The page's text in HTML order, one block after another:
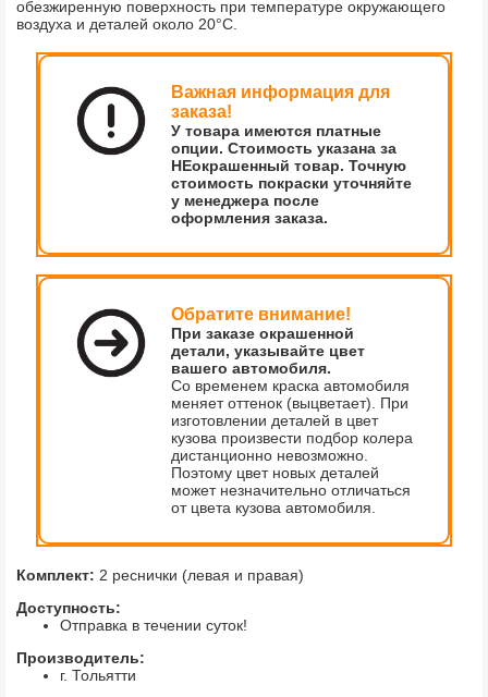
обезжиренную поверхность при температуре окружающего
воздуха и деталей около 20°С.
Важная информация для
заказа!
У товара имеются платные
опции. Стоимость указана за
НЕокрашенный товар. Точную
стоимость покраски уточняйте
у менеджера после
оформления заказа.
Обратите внимание!
При заказе окрашенной
детали, указывайте цвет
вашего автомобиля.
Со временем краска автомобиля
меняет оттенок (выцветает). При
изготовлении деталей в цвет
кузова произвести подбор колера
дистанционно невозможно.
Поэтому цвет новых деталей
может незначительно отличаться
от цвета кузова автомобиля.
Комплект: 2 реснички (левая и правая)
Доступность:
Отправка в течении суток!
Производитель:
г. Тольятти